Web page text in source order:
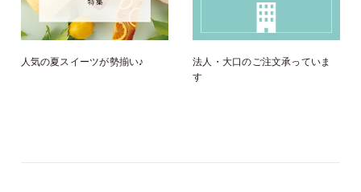
人気の夏スイーツが勢揃い♪
法人・大口のご注文承っていま
す